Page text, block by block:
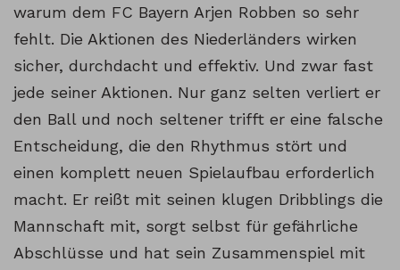
warum dem FC Bayern Arjen Robben so sehr
fehlt. Die Aktionen des Niederländers wirken
sicher, durchdacht und effektiv. Und zwar fast
jede seiner Aktionen. Nur ganz selten verliert er
den Ball und noch seltener trifft er eine falsche
Entscheidung, die den Rhythmus stört und
einen komplett neuen Spielaufbau erforderlich
macht. Er reißt mit seinen klugen Dribblings die
Mannschaft mit, sorgt selbst für gefährliche
Abschlüsse und hat sein Zusammenspiel mit